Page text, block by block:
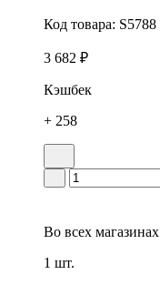
Код товара: S5788
3 682 ₽
Кэшбек
+ 258
Во всех магазинах
1 шт.